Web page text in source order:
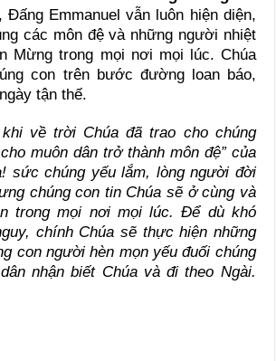
Đấng Emmanuel vẫn luôn hiện diện,
các môn đệ và những người nhiệt
Mừng trong mọi nơi mọi lúc. Chúa
con trên bước đường loan báo,
tận thế.
về trời Chúa đã trao cho chúng
muôn dân trở thành môn đệ” của
sức chúng yếu lắm, lòng người đời
chúng con tin Chúa sẽ ở cùng và
trong mọi nơi mọi lúc. Để dù khó
chính Chúa sẽ thực hiện những
con người hèn mọn yếu đuối chúng
nhận biết Chúa và đi theo Ngài.